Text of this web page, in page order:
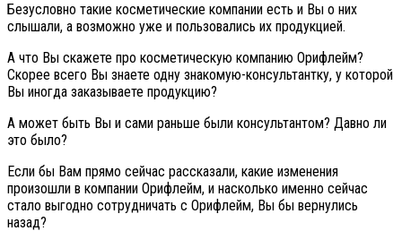
Безусловно такие косметические компании есть и Вы о них
слышали, а возможно уже и пользовались их продукцией.
А что Вы скажете про косметическую компанию Орифлейм?
Скорее всего Вы знаете одну знакомую-консультантку, у которой
Вы иногда заказываете продукцию?
А может быть Вы и сами раньше были консультантом? Давно ли
это было?
Если бы Вам прямо сейчас рассказали, какие изменения
произошли в компании Орифлейм, и насколько именно сейчас
стало выгодно сотрудничать с Орифлейм, Вы бы вернулись
назад?